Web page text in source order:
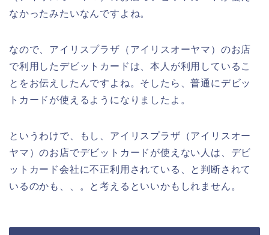
なかったみたいなんですよね。
なので、アイリスプラザ（アイリスオーヤマ）のお店
で利用したデビットカードは、本人が利用しているこ
とをお伝えしたんですよね。そしたら、普通にデビッ
トカードが使えるようになりましたよ。
というわけで、もし、アイリスプラザ（アイリスオー
ヤマ）のお店でデビットカードが使えない人は、デビ
ットカード会社に不正利用されている、と判断されて
いるのかも、、。と考えるといいかもしれません。